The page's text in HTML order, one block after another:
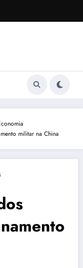
militar na China